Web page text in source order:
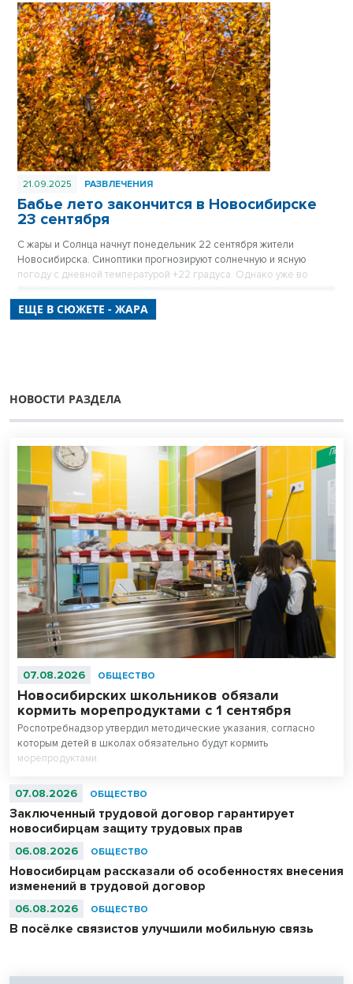
аномальной жары и экстремальной лесопожарной опасности.
21.09.2025 РАЗВЛЕЧЕНИЯ
Бабье лето закончится в Новосибирске
23 сентября
С жары и Солнца начнут понедельник 22 сентября жители
Новосибирска. Синоптики прогнозируют солнечную и ясную
погоду с дневной температурой +22 градуса. Однако уже во
ЕЩЕ В СЮЖЕТЕ - ЖАРА
НОВОСТИ РАЗДЕЛА
07.08.2026 ОБЩЕСТВО
Новосибирских школьников обязали
кормить морепродуктами с 1 сентября
Роспотребнадзор утвердил методические указания, согласно
которым детей в школах обязательно будут кормить
морепродуктами.
07.08.2026 ОБЩЕСТВО
Заключенный трудовой договор гарантирует
новосибирцам защиту трудовых прав
06.08.2026 ОБЩЕСТВО
Новосибирцам рассказали об особенностях внесения
изменений в трудовой договор
06.08.2026 ОБЩЕСТВО
В посёлке связистов улучшили мобильную связь